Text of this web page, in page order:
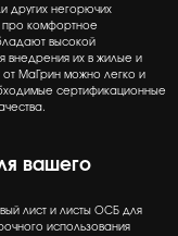
других негорючих
про комфортное
высокой
внедрения их в жилые и
от МаГрин можно легко и
сертификационные
вашего
лист и листы ОСБ для
использования